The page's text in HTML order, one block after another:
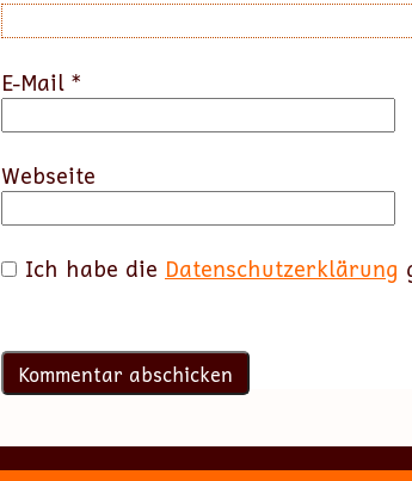
E-Mail *
Webseite
Ich habe die Datenschutzerklärung